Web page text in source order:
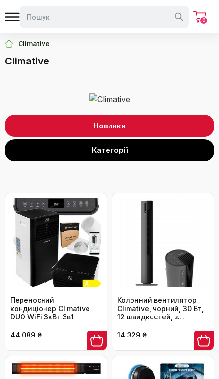
0
Climative
Climative
Новинки
Категорії
Переносний
кондиціонер Climative
DUO WiFi 3кВт 3в1
44 089 ₴
Колонний вентилятор
Climative, чорний, 30 Вт,
12 швидкостей, з
14 329 ₴